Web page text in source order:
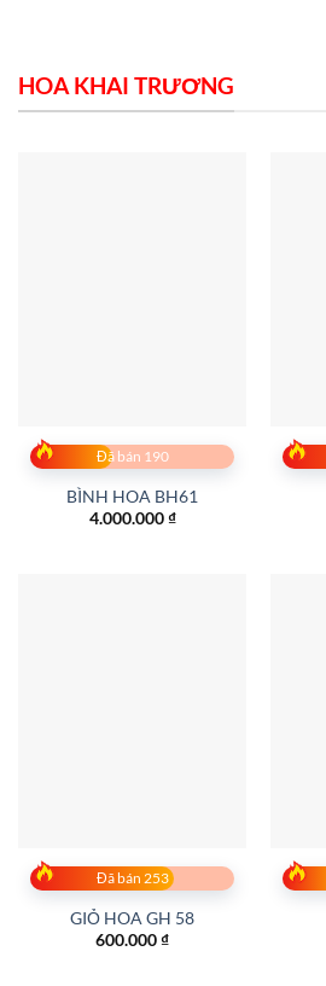
HOA KHAI TRƯƠNG
Đã bán 190
BÌNH HOA BH61
4.000.000₫
Đã bán 253
GIỎ HOA GH 58
600.000₫